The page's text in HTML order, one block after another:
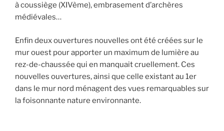
à coussiège (XIVème), embrasement d’archères
médiévales…
Enfin deux ouvertures nouvelles ont été créées sur le
mur ouest pour apporter un maximum de lumière au
rez-de-chaussée qui en manquait cruellement. Ces
nouvelles ouvertures, ainsi que celle existant au 1er
dans le mur nord ménagent des vues remarquables sur
la foisonnante nature environnante.